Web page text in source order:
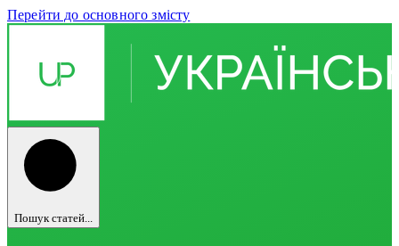
Перейти до основного змісту
Пошук статей...